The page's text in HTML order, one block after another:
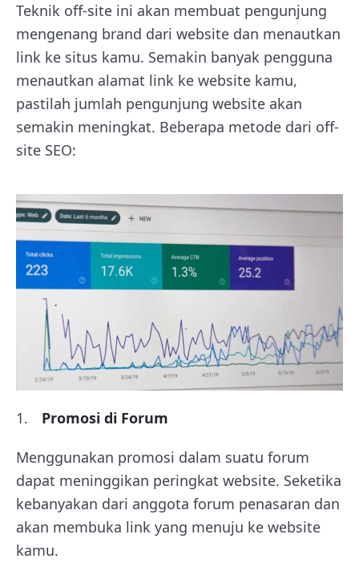
Teknik off-site ini akan membuat pengunjung
mengenang brand dari website dan menautkan
link ke situs kamu. Semakin banyak pengguna
menautkan alamat link ke website kamu,
pastilah jumlah pengunjung website akan
semakin meningkat. Beberapa metode dari off-
site SEO:
Promosi di Forum
Menggunakan promosi dalam suatu forum
dapat meninggikan peringkat website. Seketika
kebanyakan dari anggota forum penasaran dan
akan membuka link yang menuju ke website
kamu.